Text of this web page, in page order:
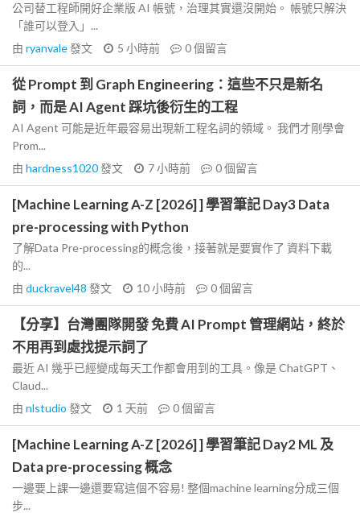
公司替工程師開好企業版 AI 帳號，治理其實還沒開始。 帳號只解決
「誰可以登入」...
由 ryanvale發文 5 小時前 0個留言
從 Prompt 到 Graph Engineering：這些不只是新名
詞，而是 AI Agent 踩坑後衍生的工程
AI Agent 可能是近年最容易出現新工程名詞的領域。 我們才剛學會
Prom...
由 hardness1020發文 7 小時前 0個留言
[Machine Learning A-Z [2026] ] 學習筆記 Day3 Data
pre-processing with Python
了解Data Pre-processing的概念後，接著就是要實作了 資料下載
的...
由 duckravel48 發文 10 小時前 0個留言
【分享】台灣團隊開發 免費 AI Prompt 管理網站，終於
不用再到處找提示詞了
最近 AI 幾乎已經變成每天工作都會用到的工具。像是 ChatGPT、
Claud...
由 nlstudio 發文 1 天前 0個留言
[Machine Learning A-Z [2026] ] 學習筆記 Day2 ML 及
Data pre-processing 概念
一邊要上課一邊還要寫這個不容易! 整個machine learning分成三個
步...